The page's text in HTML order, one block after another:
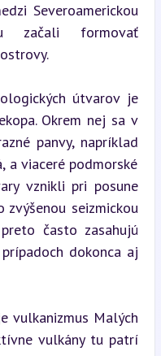
Severoamerickou
začali formovať
útvarov je
Okrem nej sa v
panvy, napríklad
a viaceré podmorské
vznikli pri posune
zvýšenou seizmickou
často zasahujú
dokonca aj
vulkanizmus Malých
vulkány tu patrí